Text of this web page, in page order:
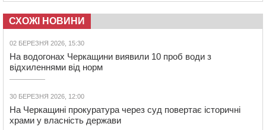
СХОЖІ НОВИНИ
02 БЕРЕЗНЯ 2026, 15:30
На водогонах Черкащини виявили 10 проб води з
відхиленнями від норм
30 БЕРЕЗНЯ 2026, 12:00
На Черкащині прокуратура через суд повертає історичні
храми у власність держави